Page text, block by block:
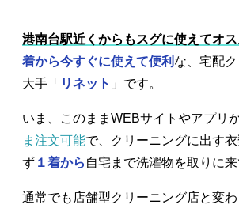
港南台駅近くからもスグに使えてオス
着から今すぐに使えて便利 な、宅配
大手「 リネット 」です。
いま、このままWEBサイトやアプリ
ま注文可能で、クリーニングに出す
ず １着から 自宅まで洗濯物を取りに
通常でも店舗型クリーニング店と変